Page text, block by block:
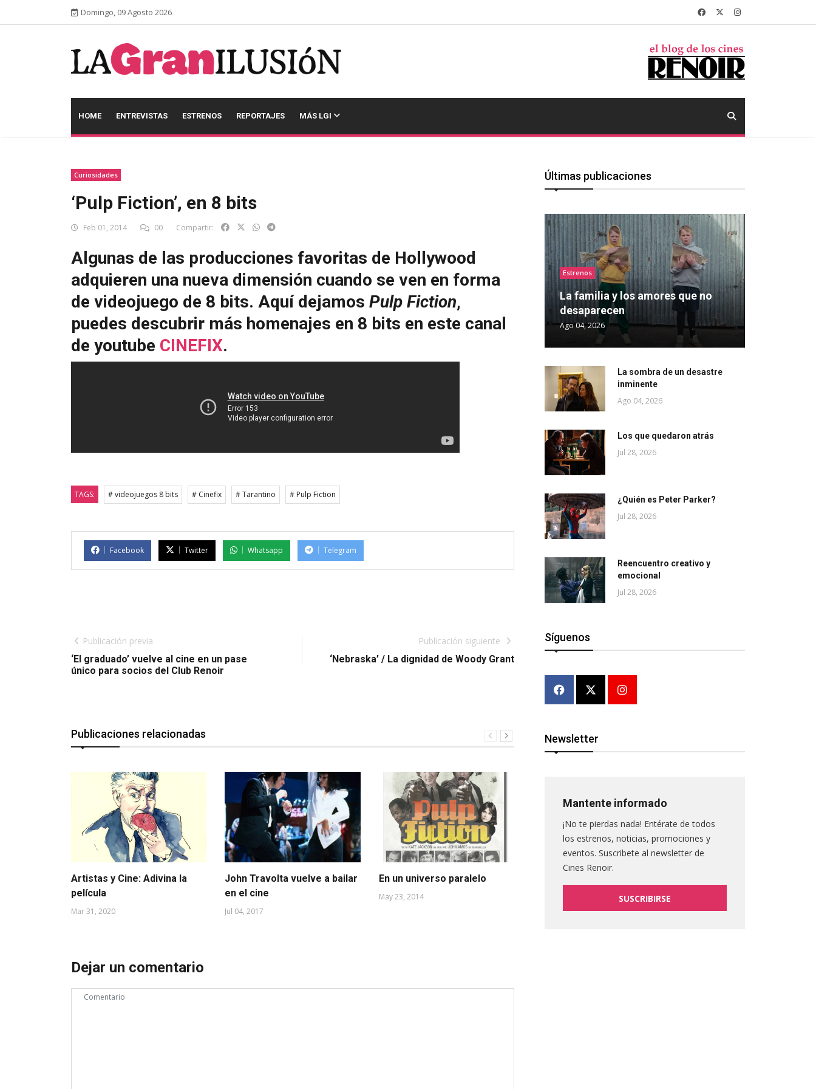
Domingo, 09 Agosto 2026
HOME ENTREVISTAS ESTRENOS REPORTAJES MÁS LGI
Curiosidades
‘Pulp Fiction’, en 8 bits
Feb 01, 2014 00 Compartir:
Algunas de las producciones favoritas de Hollywood
adquieren una nueva dimensión cuando se ven en forma
de videojuego de 8 bits. Aquí dejamos Pulp Fiction,
puedes descubrir más homenajes en 8 bits en este canal
de youtube CINEFIX.
TAGS: # videojuegos 8 bits # Cinefix # Tarantino # Pulp Fiction
Facebook Twitter Whatsapp Telegram
Publicación previa
‘El graduado’ vuelve al cine en un pase
único para socios del Club Renoir
Publicación siguiente
‘Nebraska’ / La dignidad de Woody Grant
Publicaciones relacionadas
Artistas y Cine: Adivina la
película
Mar 31, 2020
John Travolta vuelve a bailar
en el cine
Jul 04, 2017
En un universo paralelo
May 23, 2014
Dejar un comentario
Últimas publicaciones
Estrenos
La familia y los amores que no
desaparecen
Ago 04, 2026
La sombra de un desastre
inminente
Ago 04, 2026
Los que quedaron atrás
Jul 28, 2026
¿Quién es Peter Parker?
Jul 28, 2026
Reencuentro creativo y
emocional
Jul 28, 2026
Síguenos
Newsletter
Mantente informado
¡No te pierdas nada! Entérate de todos
los estrenos, noticias, promociones y
eventos. Suscribete al newsletter de
Cines Renoir.
SUSCRIBIRSE